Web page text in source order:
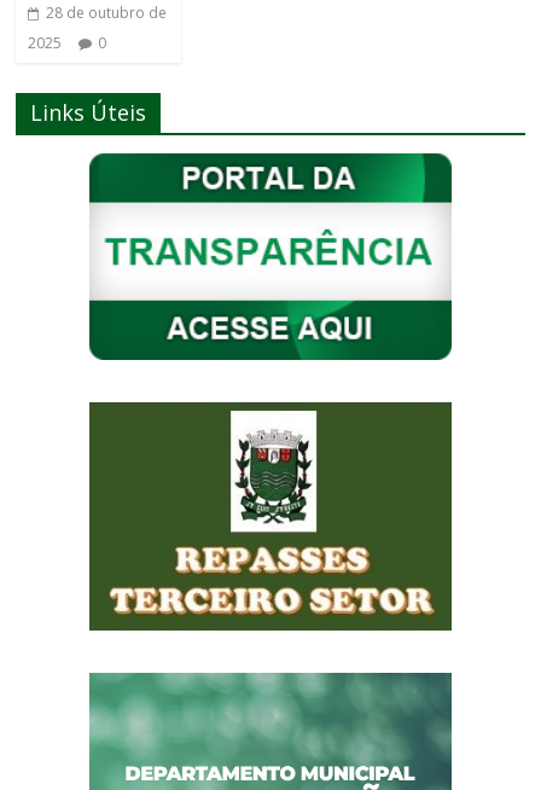
28 de outubro de
2025
0
Links Úteis